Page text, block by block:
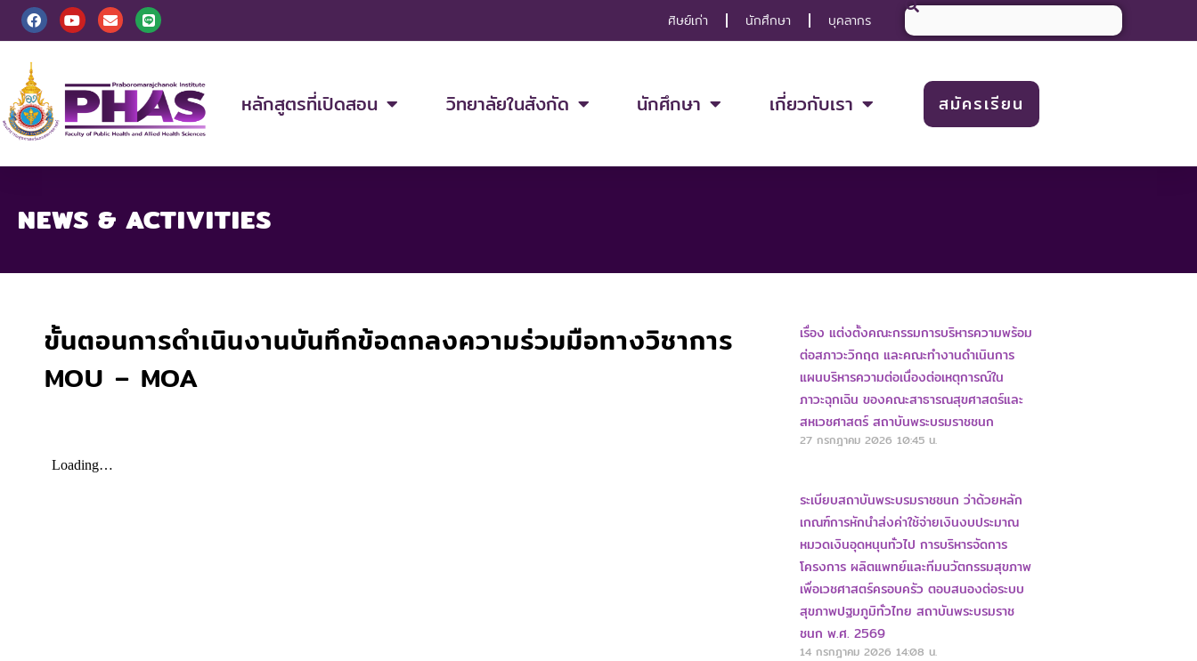
Skip F
a
c
b
o
o
k
Y
o
u
b
e
E
n
v
o
p
e
L
i
n
ศิษย์เก่า นักศึกษา บุคลากร Search
หลักสูตรที่เปิดสอน วิทยาลัยในสังกัด นักศึกษา เกี่ยวกับเรา สมัครเรียน
NEWS & ACTIVITIES
ขั้นตอนการดำเนินงานบันทึกข้อตกลงความร่วมมือทางวิชาการ
MOU – MOA
เรื่อง แต่งตั้งคณะกรรมการบริหารความพร้อม
ต่อสภาวะวิกฤต และคณะทำงานดำเนินการ
แผนบริหารความต่อเนื่องต่อเหตุการณ์ใน
ภาวะฉุกเฉิน ของคณะสาธารณสุขศาสตร์และ
สหเวชศาสตร์ สถาบันพระบรมราชชนก
27 กรกฎาคม 2026 10:45 น.
ระเบียบสถาบันพระบรมราชชนก ว่าด้วยหลัก
เกณฑ์การหักนำส่งค่าใช้จ่ายเงินงบประมาณ
หมวดเงินอุดหนุนทั่วไป การบริหารจัดการ
โครงการ ผลิตแพทย์และทีมนวัตกรรมสุขภาพ
เพื่อเวชศาสตร์ครอบครัว ตอบสนองต่อระบบ
สุขภาพปฐมภูมิทั่วไทย สถาบันพระบรมราช
ชนก พ.ศ. 2569
14 กรกฎาคม 2026 14:08 น.